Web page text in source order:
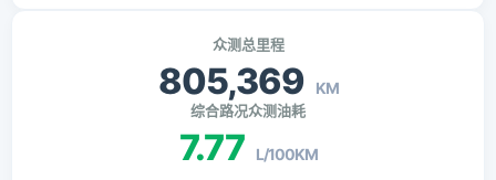
众测总里程
805,369 KM
综合路况众测油耗
7.77 L/100KM